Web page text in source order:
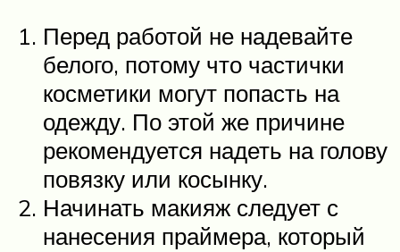
Перед работой не надевайте
белого, потому что частички
косметики могут попасть на
одежду. По этой же причине
рекомендуется надеть на голову
повязку или косынку.
Начинать макияж следует с
нанесения праймера, который